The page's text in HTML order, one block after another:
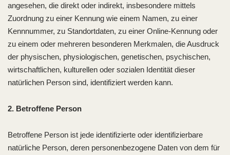
angesehen, die direkt oder indirekt, insbesondere mittels
Zuordnung zu einer Kennung wie einem Namen, zu einer
Kennnummer, zu Standortdaten, zu einer Online-Kennung oder
zu einem oder mehreren besonderen Merkmalen, die Ausdruck
der physischen, physiologischen, genetischen, psychischen,
wirtschaftlichen, kulturellen oder sozialen Identität dieser
natürlichen Person sind, identifiziert werden kann.
2. Betroffene Person
Betroffene Person ist jede identifizierte oder identifizierbare
natürliche Person, deren personenbezogene Daten von dem für